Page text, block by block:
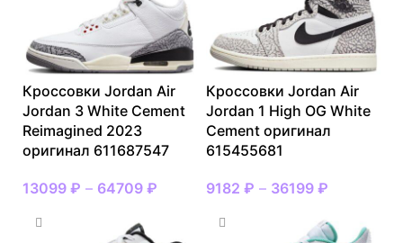
Кроссовки Jordan Air
Jordan 3 White Cement
Reimagined 2023
оригинал 611687547
13099 ₽ – 64709 ₽
Кроссовки Jordan Air
Jordan 1 High OG White
Cement оригинал
615455681
9182 ₽ – 36199 ₽